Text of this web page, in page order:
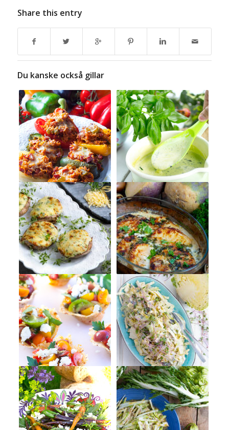
Share this entry
Du kanske också gillar